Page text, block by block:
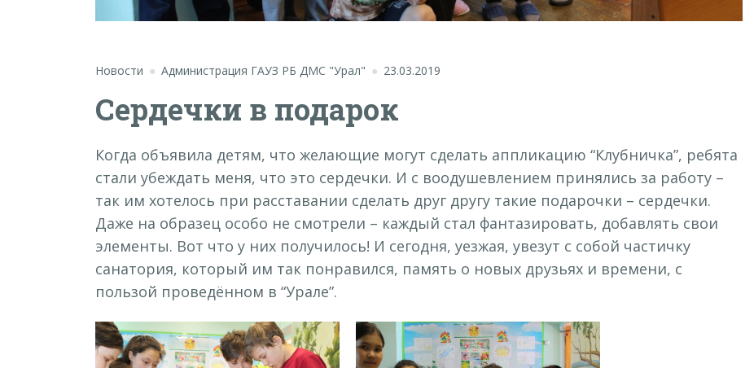
Новости Администрация ГАУЗ РБ ДМС "Урал" 23.03.2019
Сердечки в подарок
Когда объявила детям, что желающие могут сделать аппликацию “Клубничка”, ребята
стали убеждать меня, что это сердечки. И с воодушевлением принялись за работу –
так им хотелось при расставании сделать друг другу такие подарочки – сердечки.
Даже на образец особо не смотрели – каждый стал фантазировать, добавлять свои
элементы. Вот что у них получилось! И сегодня, уезжая, увезут с собой частичку
санатория, который им так понравился, память о новых друзьях и времени, с
пользой проведённом в “Урале”.